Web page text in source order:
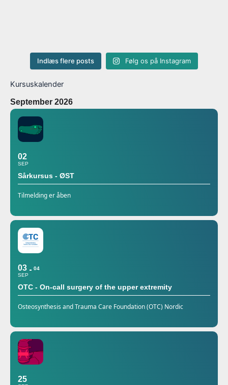
Indlæs flere posts Følg os på Instagram
Kursuskalender
September 2026
02
SEP
Sårkursus - ØST
Tilmelding er åben
03
SEP
04
OTC - On-call surgery of the upper extremity
Osteosynthesis and Trauma Care Foundation (OTC) Nordic
25